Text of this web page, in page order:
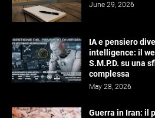
June 29, 2026
IA e pensiero
intelligence: il
S.M.P.D. su una
complessa
May 28, 2026
Guerra in Iran: il